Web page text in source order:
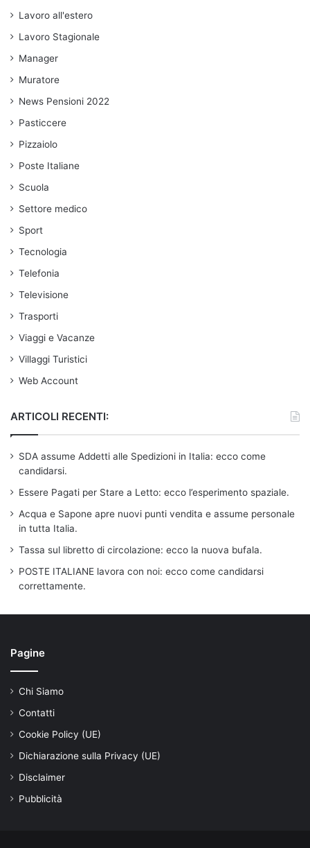
Lavoro all'estero
Lavoro Stagionale
Manager
Muratore
News Pensioni 2022
Pasticcere
Pizzaiolo
Poste Italiane
Scuola
Settore medico
Sport
Tecnologia
Telefonia
Televisione
Trasporti
Viaggi e Vacanze
Villaggi Turistici
Web Account
ARTICOLI RECENTI:
SDA assume Addetti alle Spedizioni in Italia: ecco come
candidarsi.
Essere Pagati per Stare a Letto: ecco l’esperimento spaziale.
Acqua e Sapone apre nuovi punti vendita e assume personale
in tutta Italia.
Tassa sul libretto di circolazione: ecco la nuova bufala.
POSTE ITALIANE lavora con noi: ecco come candidarsi
correttamente.
Pagine
Chi Siamo
Contatti
Cookie Policy (UE)
Dichiarazione sulla Privacy (UE)
Disclaimer
Pubblicità